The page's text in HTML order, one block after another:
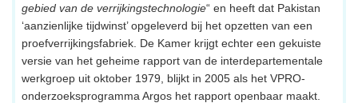
gebied van de verrijkingstechnologie“ en heeft dat Pakistan
‘aanzienlijke tijdwinst’ opgeleverd bij het opzetten van een
proefverrijkingsfabriek. De Kamer krijgt echter een gekuiste
versie van het geheime rapport van de interdepartementale
werkgroep uit oktober 1979, blijkt in 2005 als het VPRO-
onderzoeksprogramma Argos het rapport openbaar maakt.